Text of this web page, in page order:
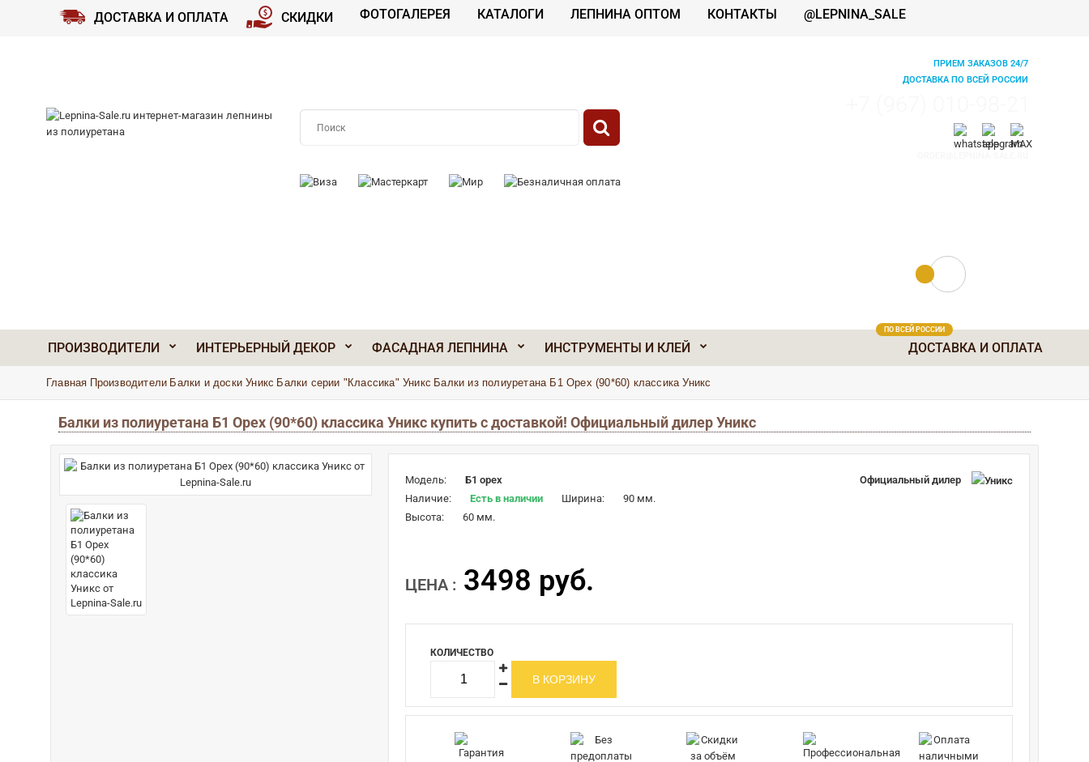
ДОСТАВКА И ОПЛАТА СКИДКИ ФОТОГАЛЕРЕЯ КАТАЛОГИ ЛЕПНИНА ОПТОМ КОНТАКТЫ @LEPNINA_SALE
ПРИЕМ ЗАКАЗОВ 24/7
ДОСТАВКА ПО ВСЕЙ РОССИИ
ДОСТАВКА И ОПЛАТА
ПО ВСЕЙ РОССИИ
ПРОИЗВОДИТЕЛИ ИНТЕРЬЕРНЫЙ ДЕКОР ФАСАДНАЯ ЛЕПНИНА ИНСТРУМЕНТЫ И КЛЕЙ
Главная Производители Балки и доски Уникс Балки серии "Классика" Уникс Балки из полиуретана Б1 Орех (90*60) классика Уникс
Балки из полиуретана Б1 Орех (90*60) классика Уникс купить с доставкой! Официальный дилер Уникс
Модель:
Б1 орех
Наличие:
Есть в наличии Ширина:
90 мм.
Высота:
60 мм.
Официальный дилер
ЦЕНА : 3498 руб.
КОЛИЧЕСТВО